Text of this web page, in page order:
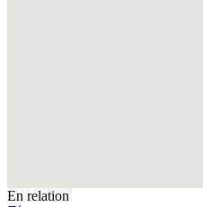
En relation